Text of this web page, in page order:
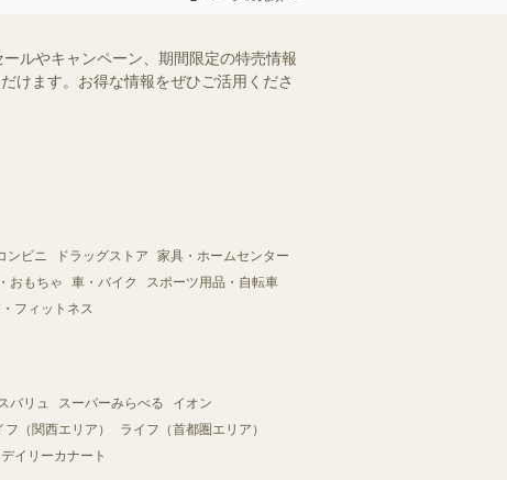
ルやキャンペーン、期間限定の特売情報
けます。お得な情報をぜひご活用くださ
ンビニ ドラッグストア
家具・ホームセンター
おもちゃ 車・バイク
スポーツ用品・自転車
フィットネス
バリュ スーパーみらべる
イオン
フ（関西エリア）
ライフ（首都圏エリア）
デイリーカナート